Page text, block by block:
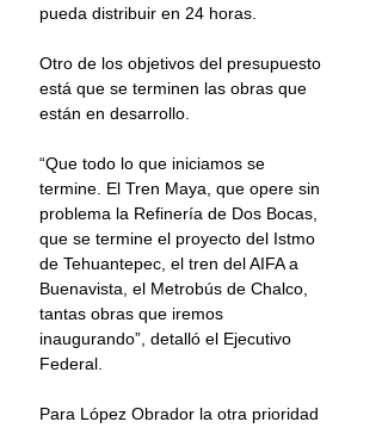
pueda distribuir en 24 horas.
Otro de los objetivos del presupuesto
está que se terminen las obras que
están en desarrollo.
“Que todo lo que iniciamos se
termine. El Tren Maya, que opere sin
problema la Refinería de Dos Bocas,
que se termine el proyecto del Istmo
de Tehuantepec, el tren del AIFA a
Buenavista, el Metrobús de Chalco,
tantas obras que iremos
inaugurando”, detalló el Ejecutivo
Federal.
Para López Obrador la otra prioridad